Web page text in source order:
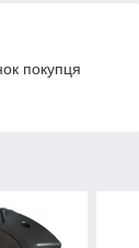
покупця